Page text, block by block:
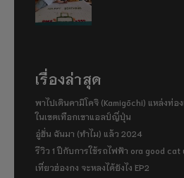
เรื่องล่าสุด
พาไปเดินคามิโคจิ (Kamigōchi) แหล่งท่อ
ในเขตเทือกเขาแอลป์ญี่ปุ่น
อู่ฮั่น ฉันมา (ทำไม) แล้ว 2024
รีวิว 1 ปีกับการใช้รถไฟฟ้า ora good cat
เที่ยวฮ่องกง จะหลงได้ยังไง EP2